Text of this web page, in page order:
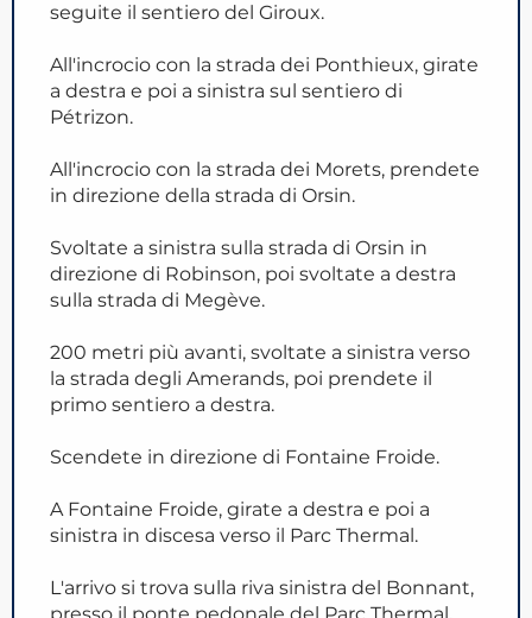
seguite il sentiero del Giroux.
All'incrocio con la strada dei Ponthieux, girate
a destra e poi a sinistra sul sentiero di
Pétrizon.
All'incrocio con la strada dei Morets, prendete
in direzione della strada di Orsin.
Svoltate a sinistra sulla strada di Orsin in
direzione di Robinson, poi svoltate a destra
sulla strada di Megève.
200 metri più avanti, svoltate a sinistra verso
la strada degli Amerands, poi prendete il
primo sentiero a destra.
Scendete in direzione di Fontaine Froide.
A Fontaine Froide, girate a destra e poi a
sinistra in discesa verso il Parc Thermal.
L'arrivo si trova sulla riva sinistra del Bonnant,